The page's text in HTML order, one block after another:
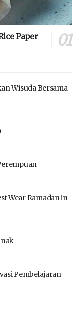
Paper
Wisuda Bersama
Wear Ramadan in
Pembelajaran